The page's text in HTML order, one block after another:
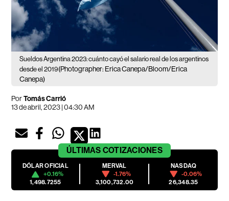
Sueldos Argentina 2023: cuánto cayó el salario real de los argentinos
desde el 2019(Photographer: Erica Canepa/Bloom/Erica
Canepa)
PorTomás Carrió
13 de abril, 2023 | 04:30 AM
ÚLTIMAS COTIZACIONES
DÓLAR OFICIAL
+0.16%
1,498.7255
MERVAL
-1.76%
3,100,732.00
NASDAQ
-0.06%
26,348.35